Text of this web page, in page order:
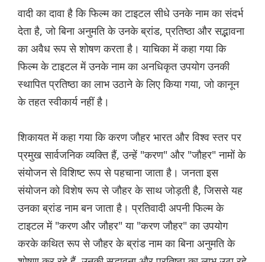
वादी का दावा है कि फिल्म का टाइटल सीधे उनके नाम का संदर्भ
देता है, जो बिना अनुमति के उनके ब्रांड, प्रतिष्ठा और सद्भावना
का अवैध रूप से शोषण करता है। याचिका में कहा गया कि
फिल्म के टाइटल में उनके नाम का अनधिकृत उपयोग उनकी
स्थापित प्रतिष्ठा का लाभ उठाने के लिए किया गया, जो कानून
के तहत स्वीकार्य नहीं है।
शिकायत में कहा गया कि करण जौहर भारत और विश्व स्तर पर
प्रमुख सार्वजनिक व्यक्ति हैं, उन्हें "करण" और "जौहर" नामों के
संयोजन से विशिष्ट रूप से पहचाना जाता है। जनता इस
संयोजन को विशेष रूप से जौहर के साथ जोड़ती है, जिससे यह
उनका ब्रांड नाम बन जाता है। प्रतिवादी अपनी फिल्म के
टाइटल में "करण और जौहर" या "करण जौहर" का उपयोग
करके कथित रूप से जौहर के ब्रांड नाम का बिना अनुमति के